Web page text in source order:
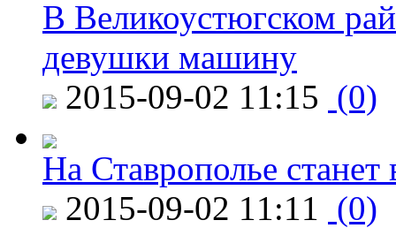
В Великоустюгском
девушки машину
2015-09-02 11:15 (0)
На Ставрополье
2015-09-02 11:11 (0)